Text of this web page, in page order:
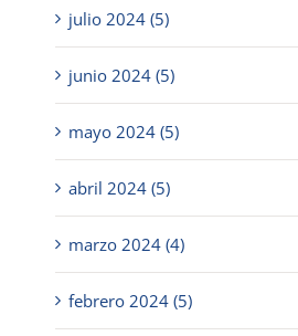
julio 2024 (5)
junio 2024 (5)
mayo 2024 (5)
abril 2024 (5)
marzo 2024 (4)
febrero 2024 (5)